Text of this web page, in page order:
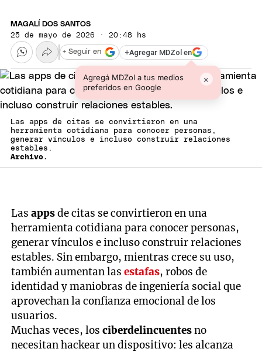
MAGALÍ DOS SANTOS
25 de mayo de 2026 · 20:48 hs
+Agregar MDZol en
Agregá MDZol a tus medios
preferidos en Google
×
+ Seguir en
Las apps de citas se convirtieron en una
herramienta cotidiana para conocer personas,
generar vínculos e incluso construir relaciones
estables.
Archivo.
Lasappsde citas se convirtieron en una
herramienta cotidiana para conocer personas,
generar vínculos e incluso construir relaciones
estables. Sin embargo, mientras crece su uso,
también aumentan lasestafas, robos de
identidad y maniobras de ingeniería social que
aprovechan la confianza emocional de los
usuarios.
Muchas veces, losciberdelincuentesno
necesitan hackear un dispositivo: les alcanza